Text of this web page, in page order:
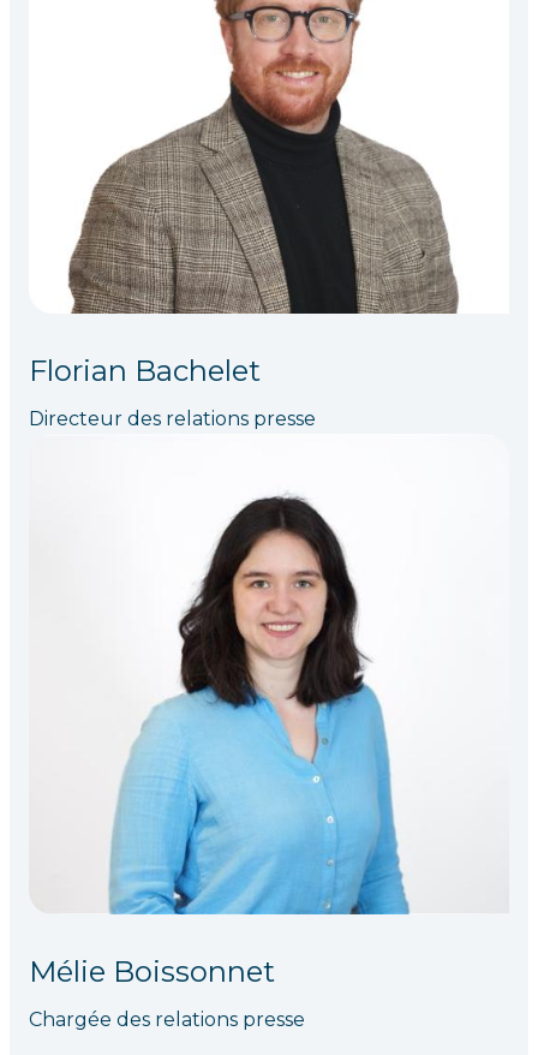
Florian Bachelet
Directeur des relations presse
Mélie Boissonnet
Chargée des relations presse